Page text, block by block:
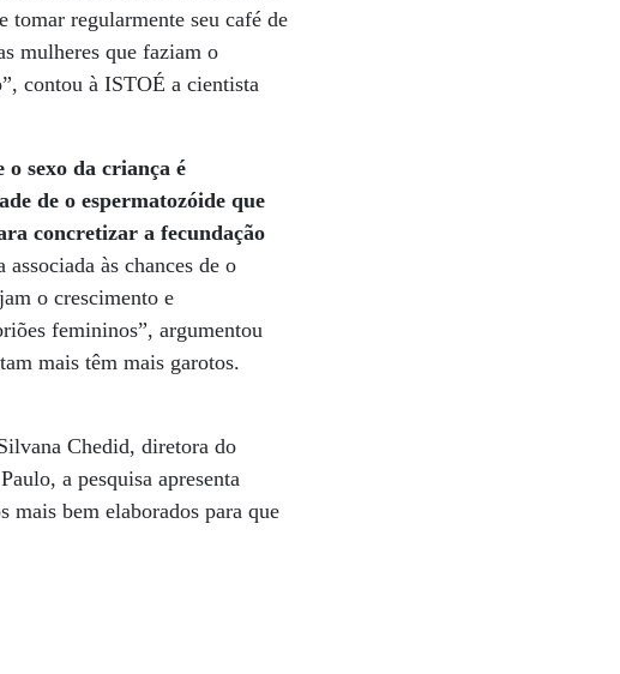
regularmente seu café de
mulheres que faziam o
contou à ISTOÉ a cientista
o sexo da criança é
de o espermatozóide que
concretizar a fecundação
às chances de o
o crescimento e
femininos”, argumentou
mais têm mais garotos.
Chedid, diretora do
a pesquisa apresenta
mais bem elaborados para que